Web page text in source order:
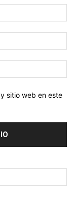
sitio web en este